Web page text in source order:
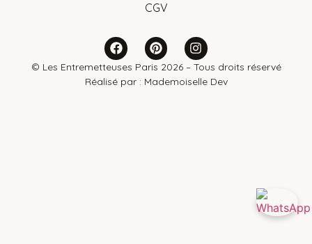
© Les Entremetteuses Paris 2026 – Tous droits réservé
Réalisé par : Mademoiselle Dev
CGV